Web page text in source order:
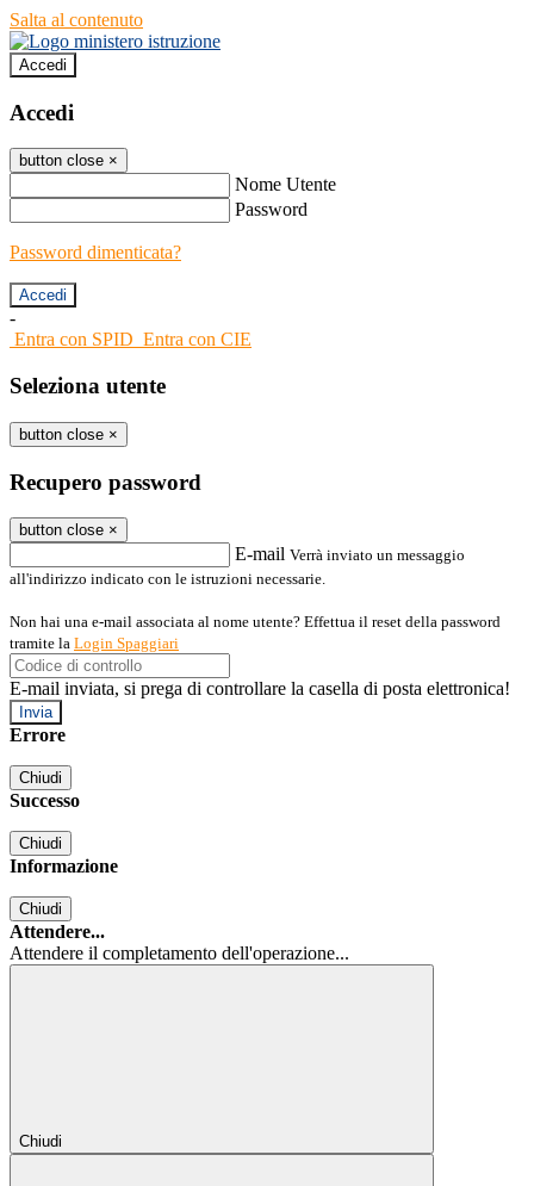
Salta al contenuto
Accedi
Accedi
button close ×
Nome Utente
Password
Password dimenticata?
-
Entra con SPID Entra con CIE
Seleziona utente
button close ×
Recupero password
button close ×
E-mail Verrà inviato un messaggio
all'indirizzo indicato con le istruzioni necessarie.
Non hai una e-mail associata al nome utente? Effettua il reset della password
tramite la Login Spaggiari
E-mail inviata, si prega di controllare la casella di posta elettronica!
Errore
Chiudi
Successo
Chiudi
Informazione
Chiudi
Attendere...
Attendere il completamento dell'operazione...
Chiudi